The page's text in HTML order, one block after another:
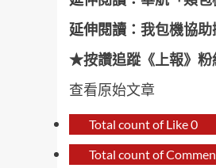
延伸閱讀： 我包機協
★按讚追蹤《上報》
查看原始文章
Total count of Like0
Total count of